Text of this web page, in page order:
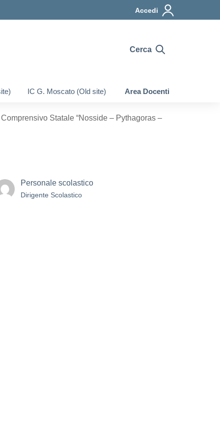
Accedi
Cerca
IC G. Moscato (Old site) Area Docenti
Statale “Nosside – Pythagoras –
Personale scolastico
Dirigente Scolastico